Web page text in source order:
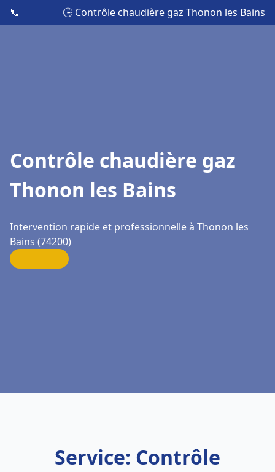
📞 🕒 Contrôle chaudière gaz Thonon les Bains
Contrôle chaudière gaz
Thonon les Bains
Intervention rapide et professionnelle à Thonon les
Bains (74200)
Service: Contrôle